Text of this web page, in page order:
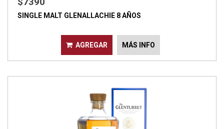
SINGLE MALT GLENALLACHIE 8 AÑOS
AGREGAR MÁS INFO